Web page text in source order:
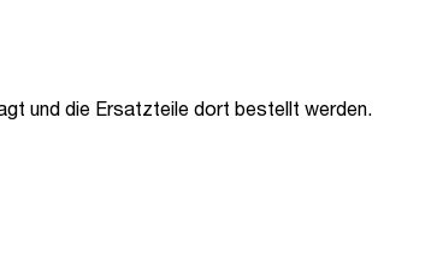
und die Ersatzteile dort bestellt werden.